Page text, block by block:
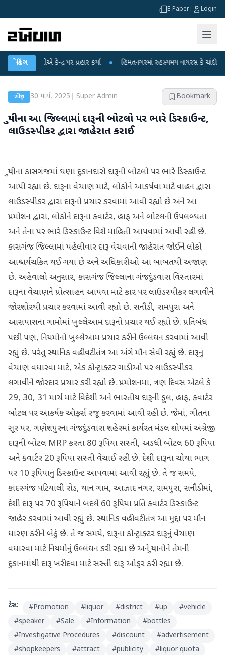
E-Paper Login
બ્રેકિંગ
ગાંધીએ કેન્દ્ર પર પ્રહાર કર્યા ● હિંમતનગરમાં રહસ્યમય વાયરસ કે ચાંદીપુરા? 6
રાષ્ટ્રીય 30 માર્ચ, 2025 Super Admin Bookmark
યુપીના આ જિલ્લામાં દારૂની બોટલો પર ભારે ડિસ્કાઉન્ટ,
લાઉડસ્પીકર દ્વારા જાહેરાત કરાઈ
યુપીના કાસગંજમાં ઘણા દુકાનદારો દારૂની બોટલો પર ભારે ડિસ્કાઉન્ટ
આપી રહ્યા છે. દારૂના વેચાણ માટે, લોકોને આકર્ષવા માટે વાહન દ્વારા
લાઉડસ્પીકર દ્વારા દારૂનો પ્રચાર કરવામાં આવી રહ્યો છે અને આ
પ્રમોશન દ્વારા, લોકોને દારૂના ક્વાર્ટર, હાફ અને બોટલની ઉપલબ્ધતા
અને તેના પર ભારે ડિસ્કાઉન્ટ વિશે માહિતી આપવામાં આવી રહી છે.
કાસગંજ જિલ્લામાં પહેલીવાર દારૂ વેચવાની જાહેરાત જોઈને લોકો
આશ્ચર્યચકિત થઈ ગયા છે અને અધિકારીઓ આ બાબતથી અજાણ
છે. અહેવાલો અનુસાર, કાસગંજ જિલ્લાના ગંજદુંડવારા વિસ્તારમાં
દારૂના વેચાણને પ્રોત્સાહન આપવા માટે કાર પર લાઉડસ્પીકર લગાવીને
જોરશોરથી પ્રચાર કરવામાં આવી રહ્યો છે. સનૌડી, રામપુરા અને
આસપાસના ગામોમાં ખુલ્લેઆમ દારૂનો પ્રચાર થઈ રહ્યો છે. પ્રતિબંધ
પછી પણ, નિયમોનો ખુલ્લેઆમ પ્રચાર કરીને ઉલ્લંઘન કરવામાં આવી
રહ્યું છે. પરંતુ સ્થાનિક વહીવટીતંત્ર આ અંગે મૌન સેવી રહ્યું છે. દારૂનું
વેચાણ વધારવા માટે, એક કોન્ટ્રાક્ટર ગાડીઓ પર લાઉડસ્પીકર
લગાવીને જોરદાર પ્રચાર કરી રહ્યો છે. પ્રમોશનમાં, ત્રણ દિવસ એટલે કે
29, 30, 31 માર્ચ માટે વિદેશી અને ભારતીય દારૂની ફુલ, હાફ, ક્વાર્ટર
બોટલ પર આકર્ષક ઑફર્સ રજૂ કરવામાં આવી રહી છે. જેમાં, ગીતના
સૂર પર, ગણેશપુરના ગંજદુંડવારા શહેરમાં કાર્યરત મંડલ શોપમાં અંગ્રેજી
દારૂની બોટલ MRP કરતા 80 રૂપિયા સસ્તી, અડધી બોટલ 60 રૂપિયા
અને ક્વાર્ટર 20 રૂપિયા સસ્તી વેચાઈ રહી છે. દેશી દારૂના ચોથા ભાગ
પર 10 રૂપિયાનું ડિસ્કાઉન્ટ આપવામાં આવી રહ્યું છે. તે જ સમયે,
કાદરગંજ પટિયાલી રોડ, થાન ગામ, આઝાદ નગર, રામપુરા, સનૌડીમાં,
દેશી દારૂ પર 70 રૂપિયાને બદલે 60 રૂપિયા પ્રતિ ક્વાર્ટર ડિસ્કાઉન્ટ
જાહેર કરવામાં આવી રહ્યું છે. સ્થાનિક વહીવટીતંત્ર આ મુદ્દા પર મૌન
ધારણ કરીને બેઠું છે. તે જ સમયે, દારૂના કોન્ટ્રાક્ટર દારૂનું વેચાણ
વધારવા માટે નિયમોનું ઉલ્લંઘન કરી રહ્યા છે અને યુવાનોને તેમની
દુકાનમાંથી દારૂ ખરીદવા માટે સસ્તી દારૂ ઓફર કરી રહ્યા છે.
ટેગ્સ: #Promotion #liquor #district #up #vehicle
#speaker #Sale #Information #bottles
#Investigative Procedures #discount #advertisement
#shopkeepers #attract #publicity #liquor quota